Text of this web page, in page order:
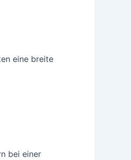
eine breite
bei einer